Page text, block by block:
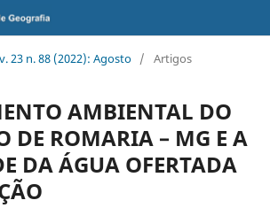
v. 23 n. 88 (2022): Agosto / Artigos
AMBIENTAL DO
DE ROMARIA – MG E A
DA ÁGUA OFERTADA